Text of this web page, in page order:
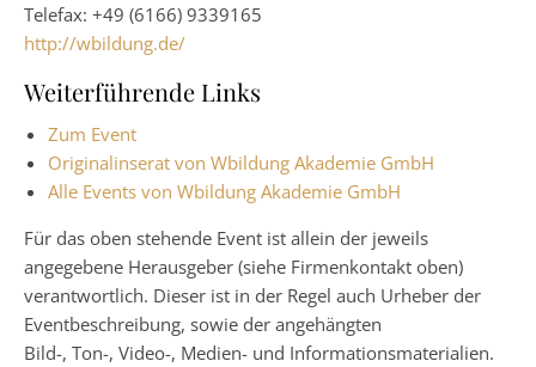
Telefax: +49 (6166) 9339165
http://wbildung.de/
Weiterführende Links
Zum Event
Originalinserat von Wbildung Akademie GmbH
Alle Events von Wbildung Akademie GmbH
Für das oben stehende Event ist allein der jeweils
angegebene Herausgeber (siehe Firmenkontakt oben)
verantwortlich. Dieser ist in der Regel auch Urheber der
Eventbeschreibung, sowie der angehängten
Bild-, Ton-, Video-, Medien- und Informationsmaterialien.